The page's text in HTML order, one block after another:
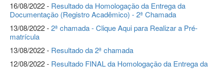
16/08/2022 - Resultado da Homologação da Entrega da
Documentação (Registro Acadêmico) - 2ª Chamada
13/08/2022 -2ª chamada - Clique Aqui para Realizar a Pré-
matrícula
13/08/2022 - Resultado da 2ª chamada
12/08/2022 - Resultado FINAL da Homologação da Entrega da